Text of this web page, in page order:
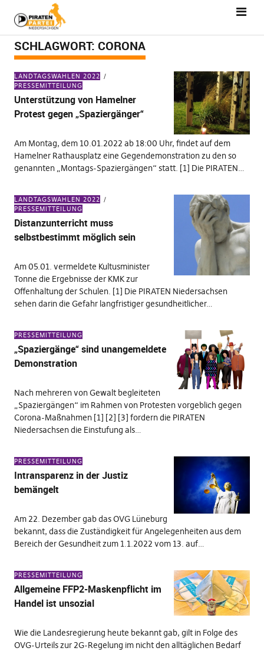
SCHLAGWORT: CORONA
LANDTAGSWAHLEN 2022
PRESSEMITTEILUNG
Unterstützung von Hamelner
Protest gegen „Spaziergänger“
Am Montag, dem 10.01.2022 ab 18:00 Uhr, findet auf dem
Hamelner Rathausplatz eine Gegendemonstration zu den so
genannten „Montags-Spaziergängen“ statt. [1] Die PIRATEN…
LANDTAGSWAHLEN 2022
PRESSEMITTEILUNG
Distanzunterricht muss
selbstbestimmt möglich sein
Am 05.01. vermeldete Kultusminister
Tonne die Ergebnisse der KMK zur
Offenhaltung der Schulen. [1] Die PIRATEN Niedersachsen
sehen darin die Gefahr langfristiger gesundheitlicher…
PRESSEMITTEILUNG
„Spaziergänge“ sind unangemeldete
Demonstration
Nach mehreren von Gewalt begleiteten
„Spaziergängen“ im Rahmen von Protesten vorgeblich gegen
Corona-Maßnahmen [1] [2] [3] fordern die PIRATEN
Niedersachsen die Einstufung als…
PRESSEMITTEILUNG
Intransparenz in der Justiz
bemängelt
Am 22. Dezember gab das OVG Lüneburg
bekannt, dass die Zuständigkeit für Angelegenheiten aus dem
Bereich der Gesundheit zum 1.1.2022 vom 13. auf…
PRESSEMITTEILUNG
Allgemeine FFP2-Maskenpflicht im
Handel ist unsozial
Wie die Landesregierung heute bekannt gab, gilt in Folge des
OVG-Urteils zur 2G-Regelung im nicht den alltäglichen Bedarf